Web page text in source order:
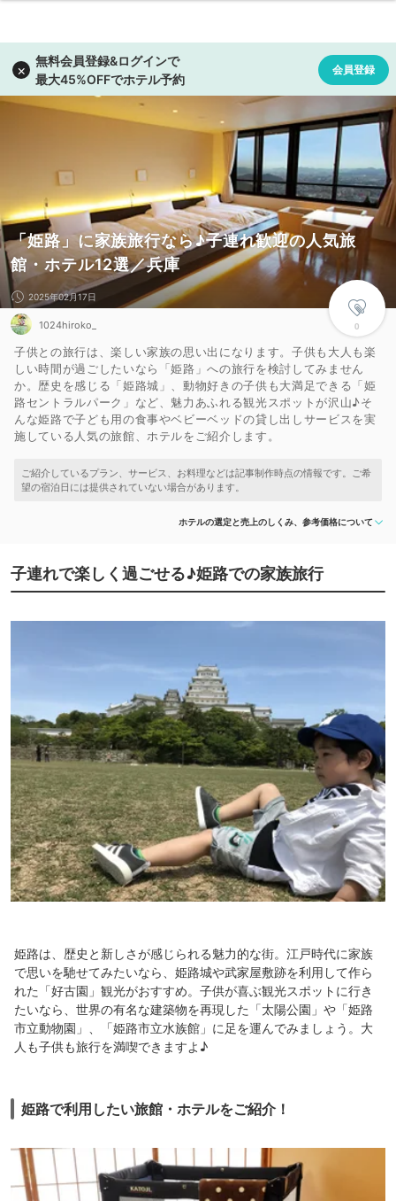
「姫路」に家族旅行なら♪子連れ歓迎の人気旅
館・ホテル12選／兵庫
0
2025年02月17日
1024hiroko_
子供との旅行は、楽しい家族の思い出になります。子供も大人も楽
しい時間が過ごしたいなら「姫路」への旅行を検討してみません
か。歴史を感じる「姫路城」、動物好きの子供も大満足できる「姫
路セントラルパーク」など、魅力あふれる観光スポットが沢山♪そ
んな姫路で子ども用の食事やベビーベッドの貸し出しサービスを実
施している人気の旅館、ホテルをご紹介します。
ホテルの選定と売上のしくみ、参考価格について
子連れで楽しく過ごせる♪姫路での家族旅行
姫路は、歴史と新しさが感じられる魅力的な街。江戸時代に家族
で思いを馳せてみたいなら、姫路城や武家屋敷跡を利用して作ら
れた「好古園」観光がおすすめ。子供が喜ぶ観光スポットに行き
たいなら、世界の有名な建築物を再現した「太陽公園」や「姫路
市立動物園」、「姫路市立水族館」に足を運んでみましょう。大
人も子供も旅行を満喫できますよ♪
姫路で利用したい旅館・ホテルをご紹介！